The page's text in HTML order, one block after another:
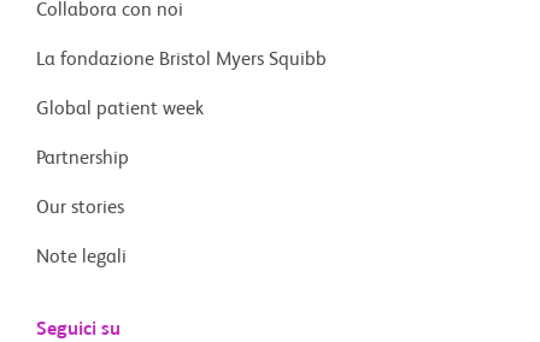
Collabora con noi
La fondazione Bristol Myers Squibb
Global patient week
Partnership
Our stories
Note legali
Seguici su